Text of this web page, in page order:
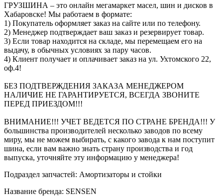
ГРУЗШИНА – это онлайн мегамаркет масел, шин и дисков в
Хабаровске! Мы работаем в формате:
1) Покупатель оформляет заказ на сайте или по телефону.
2) Менеджер подтверждает ваш заказ и резервирует товар.
3) Если товар находится на складе, мы перемещаем его на
выдачу, в обычных условиях за пару часов.
4) Клиент получает и оплачивает заказ на ул. Ухтомского 22,
оф.4!
БЕЗ ПОДТВЕРЖДЕНИЯ ЗАКАЗА МЕНЕДЖЕРОМ
НАЛИЧИЕ НЕ ГАРАНТИРУЕТСЯ, ВСЕГДА ЗВОНИТЕ
ПЕРЕД ПРИЕЗДОМ!!!
ВНИМАНИЕ!!! УЧЕТ ВЕДЕТСЯ ПО СТРАНЕ БРЕНДА!!! У
большинства производителей несколько заводов по всему
миру, мы не можем выбирать, с какого завода к нам поступит
шина, если вам важно знать страну производства и год
выпуска, уточняйте эту информацию у менеджера!
Подраздел запчастей: Амортизаторы и стойки
Название бренда: SENSEN